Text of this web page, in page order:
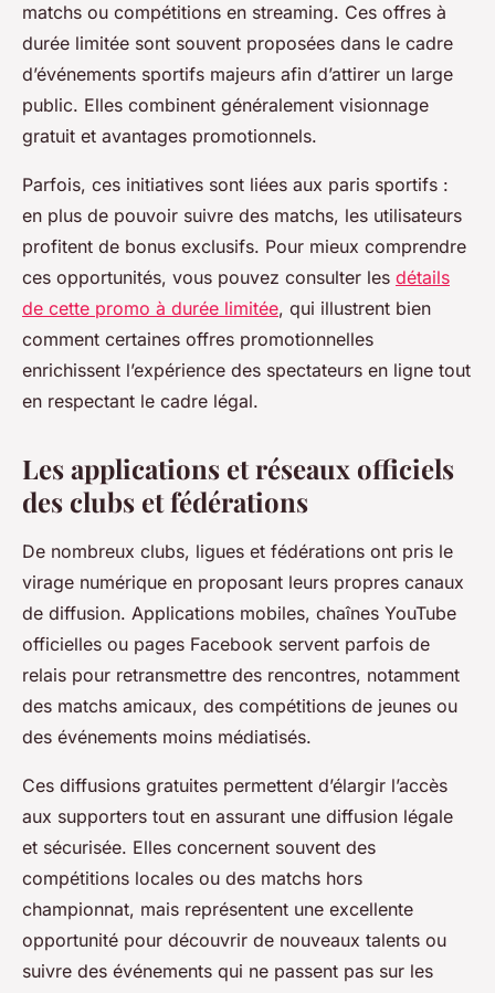
matchs ou compétitions en streaming. Ces offres à
durée limitée sont souvent proposées dans le cadre
d’événements sportifs majeurs afin d’attirer un large
public. Elles combinent généralement visionnage
gratuit et avantages promotionnels.
Parfois, ces initiatives sont liées aux paris sportifs :
en plus de pouvoir suivre des matchs, les utilisateurs
profitent de bonus exclusifs. Pour mieux comprendre
ces opportunités, vous pouvez consulter les détails
de cette promo à durée limitée, qui illustrent bien
comment certaines offres promotionnelles
enrichissent l’expérience des spectateurs en ligne tout
en respectant le cadre légal.
Les applications et réseaux officiels
des clubs et fédérations
De nombreux clubs, ligues et fédérations ont pris le
virage numérique en proposant leurs propres canaux
de diffusion. Applications mobiles, chaînes YouTube
officielles ou pages Facebook servent parfois de
relais pour retransmettre des rencontres, notamment
des matchs amicaux, des compétitions de jeunes ou
des événements moins médiatisés.
Ces diffusions gratuites permettent d’élargir l’accès
aux supporters tout en assurant une diffusion légale
et sécurisée. Elles concernent souvent des
compétitions locales ou des matchs hors
championnat, mais représentent une excellente
opportunité pour découvrir de nouveaux talents ou
suivre des événements qui ne passent pas sur les